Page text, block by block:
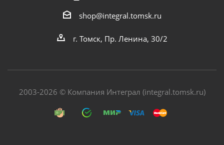
shop@integral.tomsk.ru
г. Томск, Пр. Ленина, 30/2
2003-2026 © Компания Интеграл (integral.tomsk.ru)